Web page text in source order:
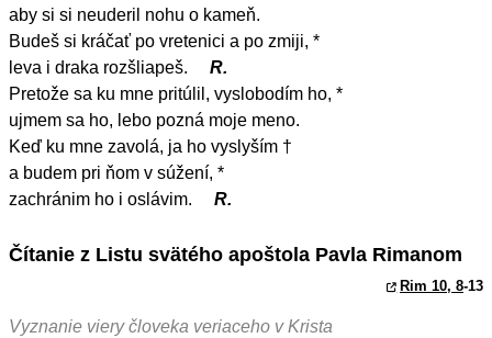
aby si si neuderil nohu o kameň.
Budeš si kráčať po vretenici a po zmiji, *
leva i draka rozšliapeš.
R.
Pretože sa ku mne pritúlil, vyslobodím ho, *
ujmem sa ho, lebo pozná moje meno.
Keď ku mne zavolá, ja ho vyslyším †
a budem pri ňom v súžení, *
zachránim ho i oslávim.
R.
Čítanie z Listu svätého apoštola Pavla Rimanom
Rim 10, 8-13
Vyznanie viery človeka veriaceho v Krista